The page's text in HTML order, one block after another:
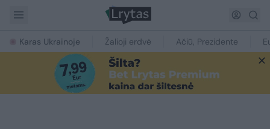
Karas Ukrainoje Žalioji erdvė Ačiū, Prezidente